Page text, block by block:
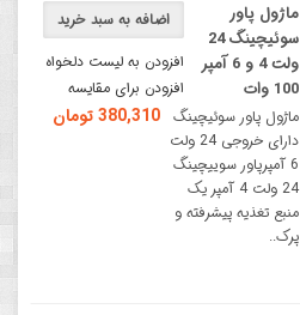
اضافه به سبد خرید
افزودن به لیست دلخواه
افزودن برای مقایسه
380,310 تومان
ماژول پاور
سوئیچینگ 24
ولت 4 و 6 آمپر
100 وات
ماژول پاور سوئیچینگ
دارای خروجی 24 ولت
6 آمپرپاور سوییچینگ
24 ولت 4 آمپر یک
منبع تغذیه پیشرفته و
پرک..